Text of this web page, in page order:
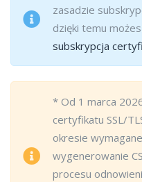
zasadzie
dzięki temu
subskrypcja
* Od 1 marca
certyfikatu SSL/
okresie
wygenerowanie
procesu